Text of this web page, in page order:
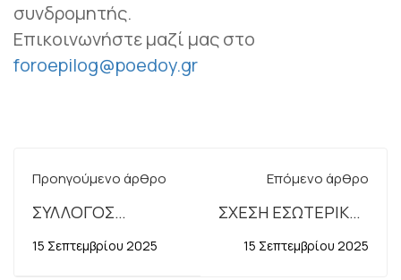
συνδρομητής.
Επικοινωνήστε μαζί μας στο
foroepilog@poedoy.gr
Προηγούμενο άρθρο
ΣΥΛΛΟΓΟΣ
ΕΡΓΑΖΟΜΕΝΩΝ
15 Σεπτεμβρίου 2025
Επόμενο άρθρο
ΣΧΕΣΗ ΕΣΩΤΕΡΙΚΟΥ
ΕΛΕΓΧΟΥ ΣΤΟ
15 Σεπτεμβρίου 2025